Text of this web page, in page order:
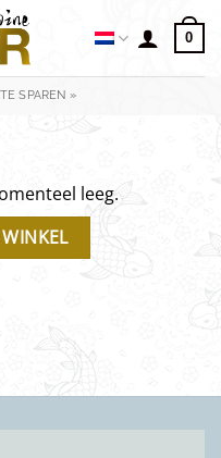
0
SPAREN »
leeg.